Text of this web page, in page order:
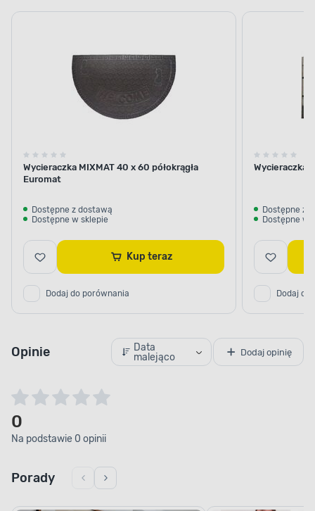
Wycieraczka MIXMAT 40 x 60 półokrągła
Euromat
Dostępne z dostawą
Dostępne w sklepie
Kup teraz
Dodaj do porównania
Wycieraczka
Dostępne z
Dostępne w
Dodaj do
Opinie
Data
malejąco
Dodaj opinię
0
Na podstawie 0 opinii
Porady